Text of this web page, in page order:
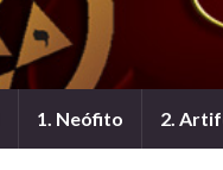
1. Neófito 2.